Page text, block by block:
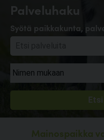
Palveluhaku
Syötä paikkakunta,
Mainospaikka